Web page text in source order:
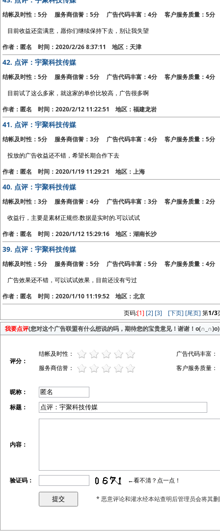
结帐及时性：5分 服务商信誉：5分 广告代码丰富：4分 客户服务质量：5分
目前收益还蛮满意，愿你们继续保持下去，别让我失望
作者：匿名 时间：2020/2/26 8:37:11 地区：天津
42. 点评：宇聚科技传媒
结帐及时性：5分 服务商信誉：5分 广告代码丰富：4分 客户服务质量：4分
目前试了这么多家，就这家的单价比较高，广告很多啊
作者：匿名 时间：2020/2/12 11:22:51 地区：福建龙岩
41. 点评：宇聚科技传媒
结帐及时性：5分 服务商信誉：3分 广告代码丰富：4分 客户服务质量：5分
投放的广告收益还不错，希望长期合作下去
作者：匿名 时间：2020/1/19 11:29:21 地区：上海
40. 点评：宇聚科技传媒
结帐及时性：3分 服务商信誉：4分 广告代码丰富：3分 客户服务质量：2分
收益行，主要是素材正规些.数据是实时的.可以试试
作者：匿名 时间：2020/1/12 15:29:16 地区：湖南长沙
39. 点评：宇聚科技传媒
结帐及时性：5分 服务商信誉：5分 广告代码丰富：5分 客户服务质量：4分
广告效果还不错，可以试试效果，目前还没有亏过
作者：匿名 时间：2020/1/10 11:19:52 地区：北京
页码:[1] [2] [3] [下页] [尾页] 第1/3
我要点评(您对这个广告联盟有什么想说的吗，期待您的宝贵意见！谢谢！o(∩_∩)o)
评分：
结帐及时性：
广告代码丰富：
服务商信誉：
客户服务质量：
昵称：
标题：
内容：
验证码： ←看不清？点一点！
* 恶意评论和灌水经本站查明后管理员会将其